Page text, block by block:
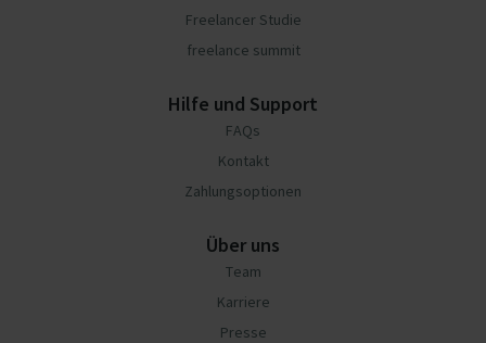
Freelancer Studie
freelance summit
Hilfe und Support
FAQs
Kontakt
Zahlungsoptionen
Über uns
Team
Karriere
Presse